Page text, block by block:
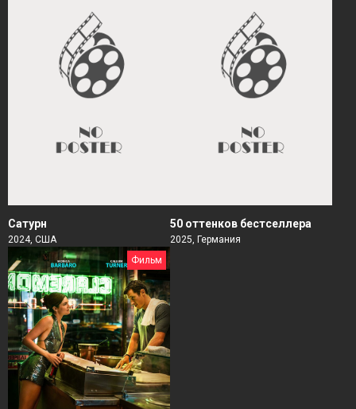
Сатурн
2024, США
50 оттенков бестселлера
2025, Германия
Фильм